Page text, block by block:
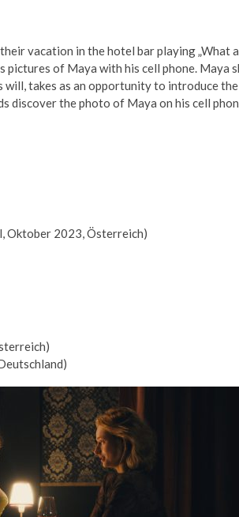
vacation in the hotel bar playing „What
of Maya with his cell phone. Maya
will, takes as an opportunity to introduce
discover the photo of Maya on his cell
Oktober 2023, Österreich)